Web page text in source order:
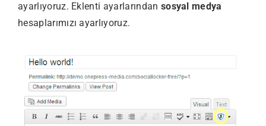
ayarlıyoruz. Eklenti ayarlarından sosyal medya
hesaplarımızı ayarlıyoruz.